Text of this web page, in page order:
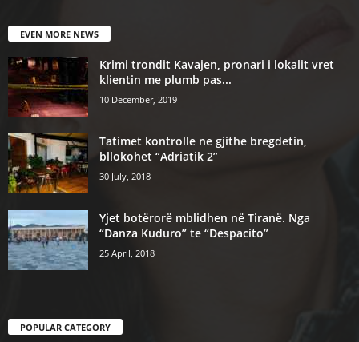
EVEN MORE NEWS
Krimi trondit Kavajen, pronari i lokalit vret
klientin me plumb pas...
10 December, 2019
Tatimet kontrolle ne gjithe bregdetin,
bllokohet “Adriatik 2”
30 July, 2018
Yjet botërorë mblidhen në Tiranë. Nga
“Danza Kuduro” te “Despacito”
25 April, 2018
POPULAR CATEGORY